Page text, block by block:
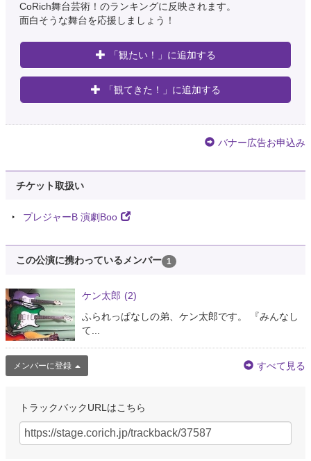
CoRich舞台芸術！のランキングに反映されます。
面白そうな舞台を応援しましょう！
「観たい！」に追加する
「観てきた！」に追加する
バナー広告お申込み
チケット取扱い
プレジャーB 演劇Boo
この公演に携わっているメンバー 1
ケン太郎 (2)
ふられっぱなしの弟、ケン太郎です。 『みんなし
て...
メンバーに登録 すべて見る
トラックバックURLはこちら